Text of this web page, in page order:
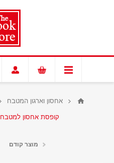
אחסון וארגון המטבח
קופסת אחסון למטבח 1.6 ליטר קצר אוקסו
מוצר קודם